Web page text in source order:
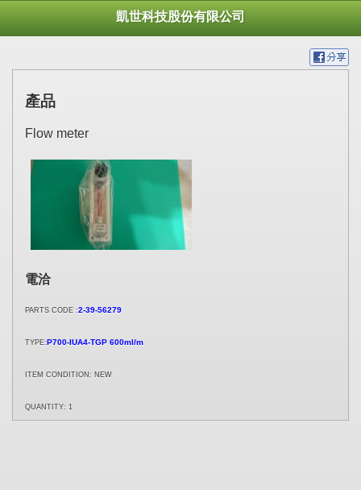
凱世科技股份有限公司
產品
Flow meter
電洽
PARTS CODE :2-39-56279
TYPE:P700-IUA4-TGP 600ml/m
ITEM CONDITION: NEW
QUANTITY: 1